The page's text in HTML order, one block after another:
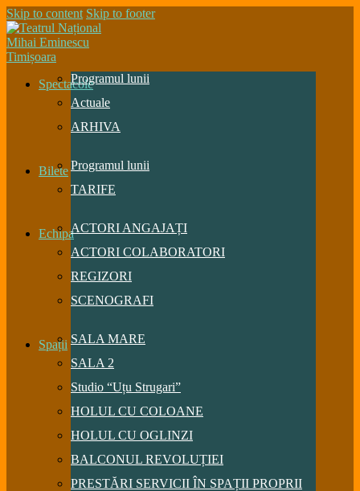
Skip to content Skip to footer
SpectacoleProgramul lunii
Actuale
ARHIVA
BileteProgramul lunii
TARIFE
EchipaACTORI ANGAJAȚI
ACTORI COLABORATORI
REGIZORI
SCENOGRAFI
Spații SALA MARE
SALA 2
Studio “Uțu Strugari”
HOLUL CU COLOANE
HOLUL CU OGLINZI
BALCONUL REVOLUȚIEI
PRESTĂRI SERVICII ÎN SPAȚII PROPRII